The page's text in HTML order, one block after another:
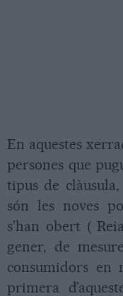
En aquestes
persones que
tipus de
són les noves
s’han obert (
gener, de
consumidors en
primera